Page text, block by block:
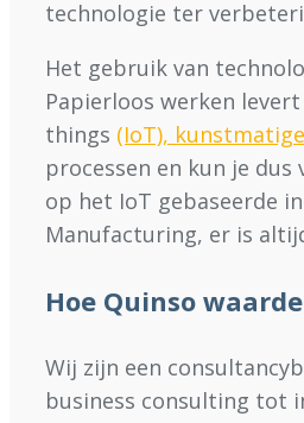
technologie ter
Het gebruik van
Papierloos werken
things (IoT),
processen en kun je
op het IoT gebaseerde
Manufacturing, er is
Hoe Quinso
Wij zijn een
business consulting tot